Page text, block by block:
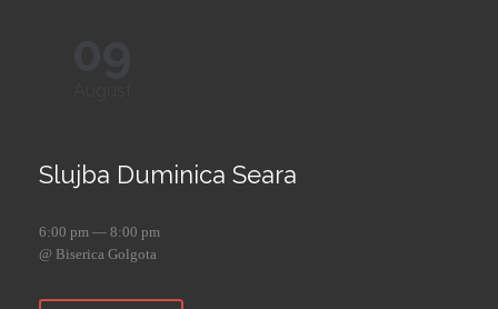
Slujba Duminica Seara
6:00 pm — 8:00 pm
@ Biserica Golgota